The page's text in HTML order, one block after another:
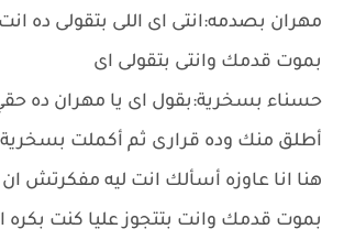
مهران بصدمه:انتى اى اللى بتقولى ده
بموت قدمك وانتى بتقولى اى
حسناء بسخرية:بقول اى يا مهران ده حقي
أطلق منك وده قرارى ثم أكملت
هنا انا عاوزه أسألك انت ليه مفكرتش
بموت قدمك وانت بتتجوز عليا كنت بكره